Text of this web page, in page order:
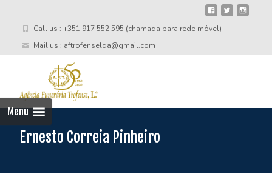
Call us : +351 917 552 595 (chamada para rede móvel)
Mail us : aftrofenselda@gmail.com
Menu
Ernesto Correia Pinheiro